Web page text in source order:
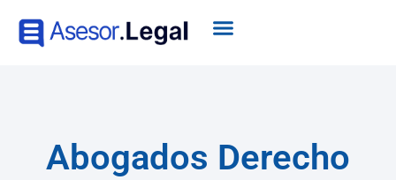
Abogados Derecho